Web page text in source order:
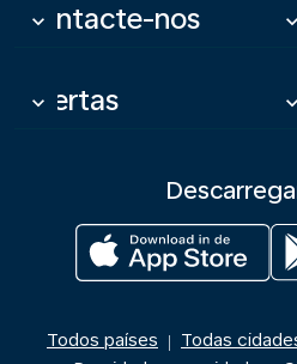
Contacte-nos
keyboard_arrow_down keyboard_arrow_down
Ofertas
keyboard_arrow_down keyboard_arrow_down
Todos países | Todas